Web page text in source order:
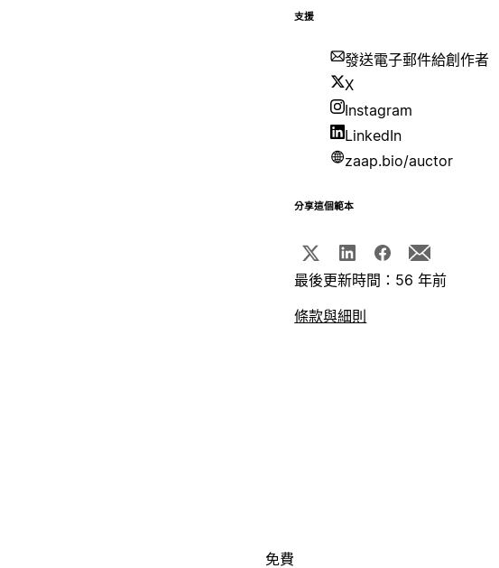
支援
發送電子郵件給創作者
X
Instagram
LinkedIn
zaap.bio/auctor
分享這個範本
最後更新時間：56 年前
條款與細則
免費